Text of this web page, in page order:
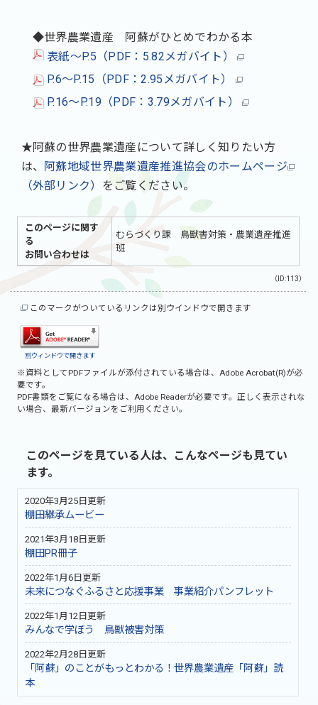
◆世界農業遺産 阿蘇がひとめでわかる本
表紙～P.5（PDF：5.82メガバイト）
P.6～P.15（PDF：2.95メガバイト）
P.16～P.19（PDF：3.79メガバイト）
★阿蘇の世界農業遺産について詳しく知りたい方
は、 阿蘇地域世界農業遺産推進協会のホームページ
（外部リンク） をご覧ください。
このページに関す
る
お問い合わせは
むらづくり課 鳥獣害対策・農業遺産推進
班
（ID:113）
このマークがついているリンクは別ウインドウで開きます
別ウィンドウで開きます
※資料としてPDFファイルが添付されている場合は、Adobe Acrobat(R)が必
要です。
PDF書類をご覧になる場合は、Adobe Readerが必要です。正しく表示されな
い場合、最新バージョンをご利用ください。
このページを見ている人は、こんなページも見てい
ます。
2020年3月25日更新
棚田継承ムービー
2021年3月18日更新
棚田PR冊子
2022年1月6日更新
未来につなぐふるさと応援事業 事業紹介パンフレット
2022年1月12日更新
みんなで学ぼう 鳥獣被害対策
2022年2月28日更新
「阿蘇」のことがもっとわかる！世界農業遺産「阿蘇」読
本